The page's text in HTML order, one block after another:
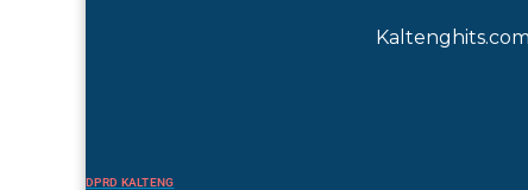
DPRD KALTENG